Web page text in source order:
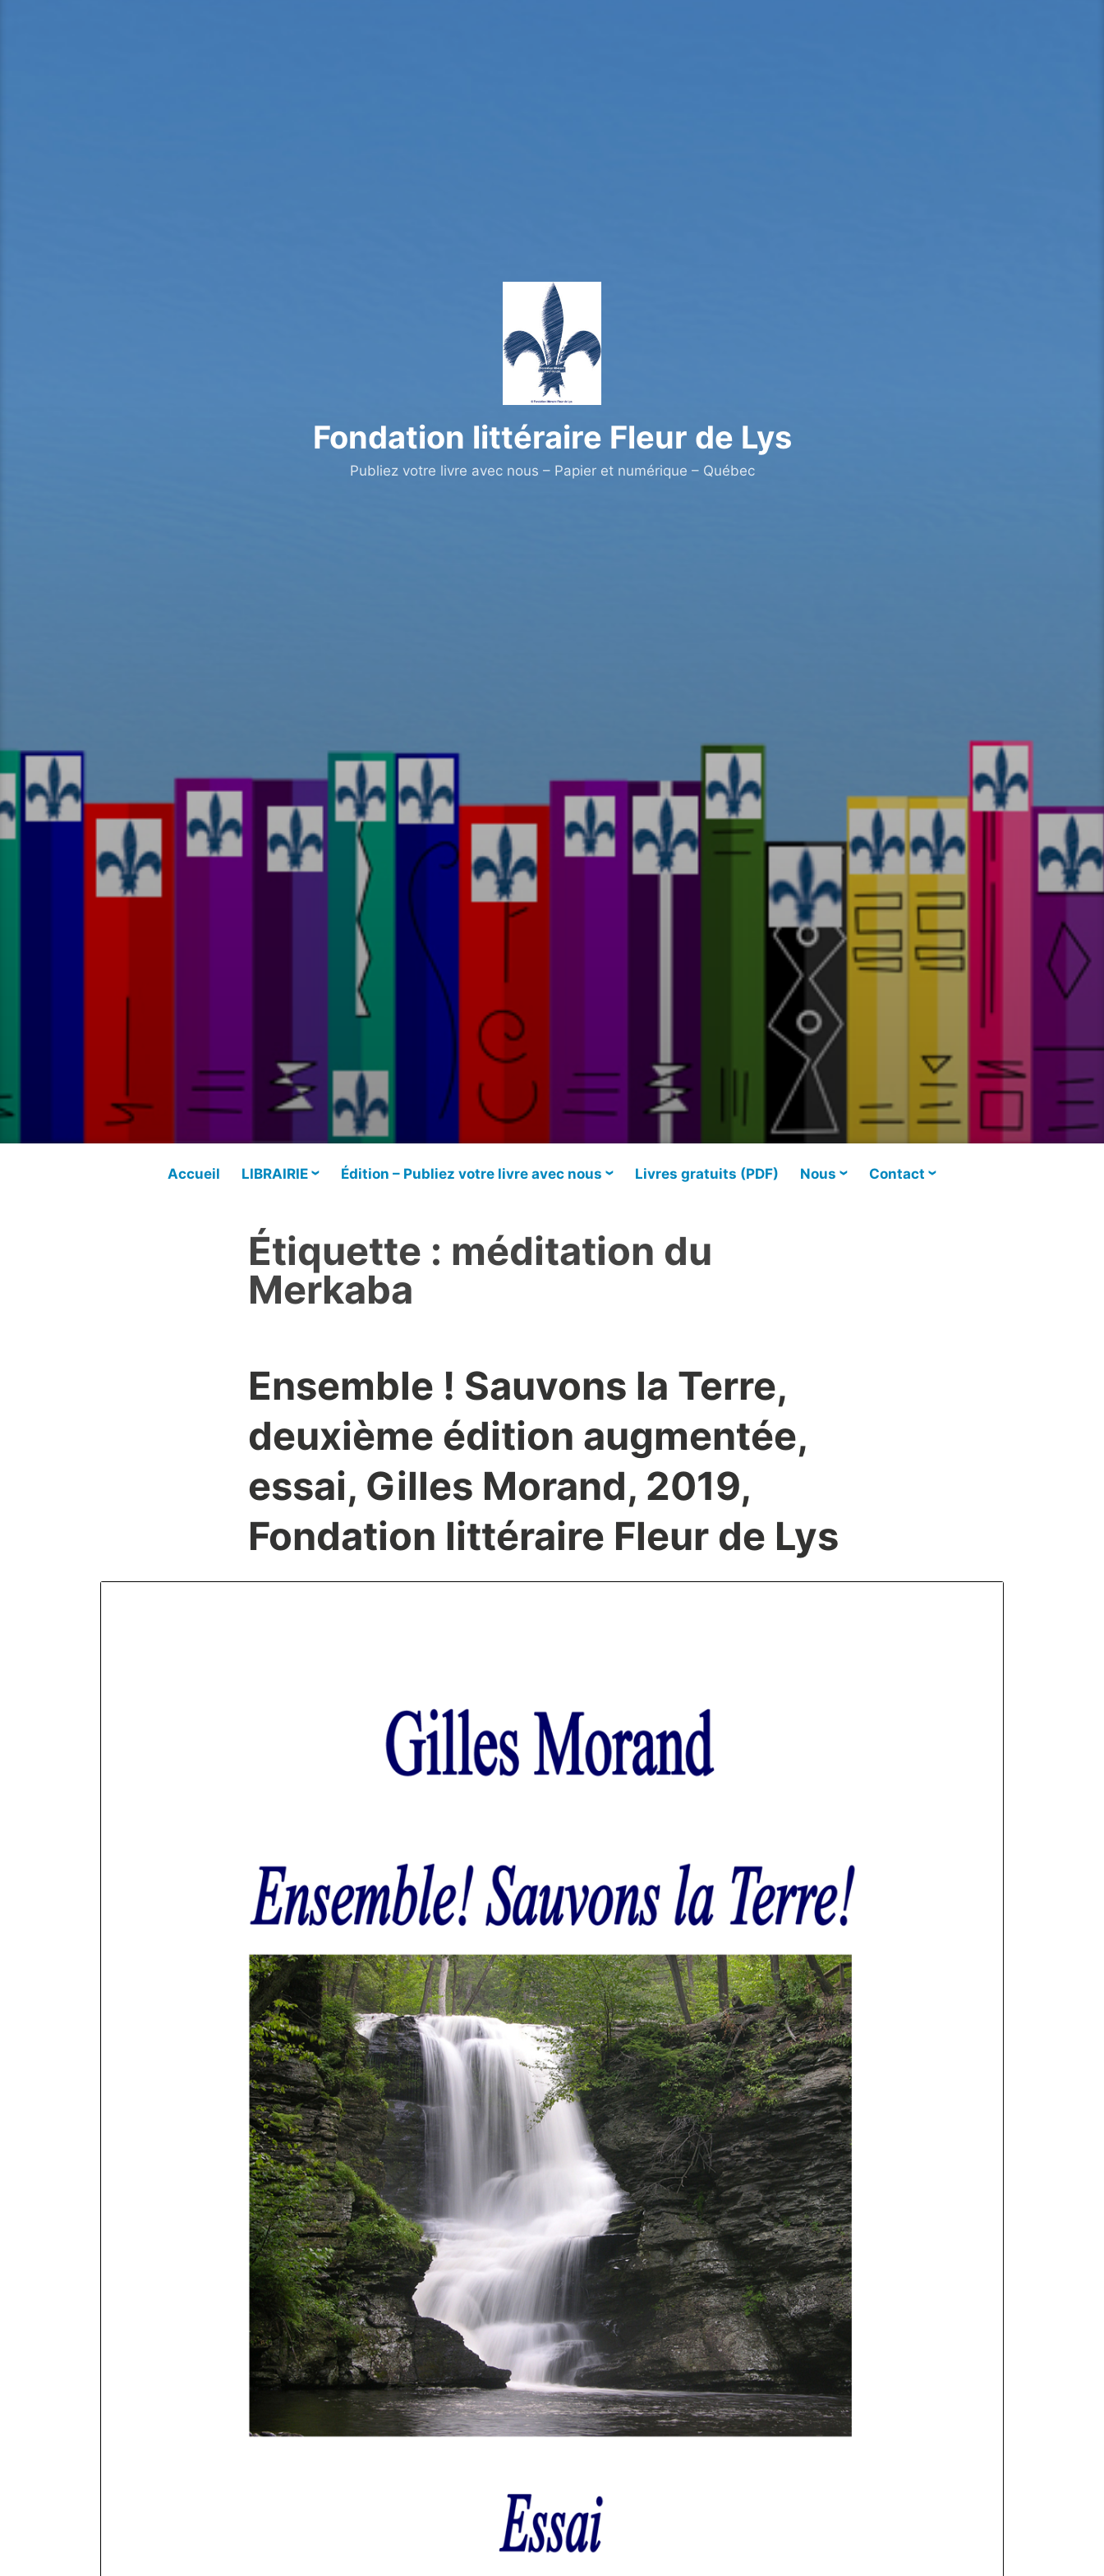
Fondation littéraire Fleur de Lys
Publiez votre livre avec nous – Papier et numérique – Québec
Accueil LIBRAIRIE Édition – Publiez votre livre avec nous Livres gratuits (PDF) Nous Contact
Étiquette : méditation du
Merkaba
Ensemble ! Sauvons la Terre,
deuxième édition augmentée,
essai, Gilles Morand, 2019,
Fondation littéraire Fleur de Lys